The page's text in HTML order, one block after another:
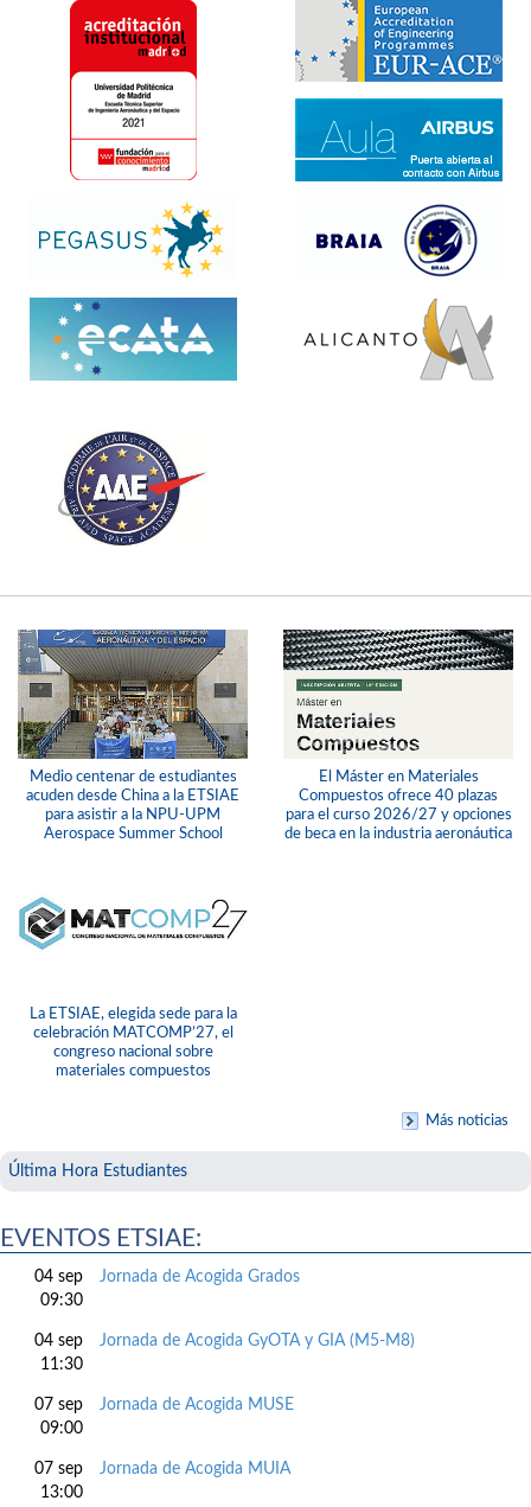
Medio centenar de estudiantes
acuden desde China a la ETSIAE
para asistir a la NPU-UPM
Aerospace Summer School
El Máster en Materiales
Compuestos ofrece 40 plazas
para el curso 2026/27 y opciones
de beca en la industria aeronáutica
La ETSIAE, elegida sede para la
celebración MATCOMP’27, el
congreso nacional sobre
materiales compuestos
Más noticias
Última Hora Estudiantes
EVENTOS ETSIAE:
04 sep
09:30
Jornada de Acogida Grados
04 sep
11:30
Jornada de Acogida GyOTA y GIA (M5-M8)
07 sep
09:00
Jornada de Acogida MUSE
07 sep
13:00
Jornada de Acogida MUIA